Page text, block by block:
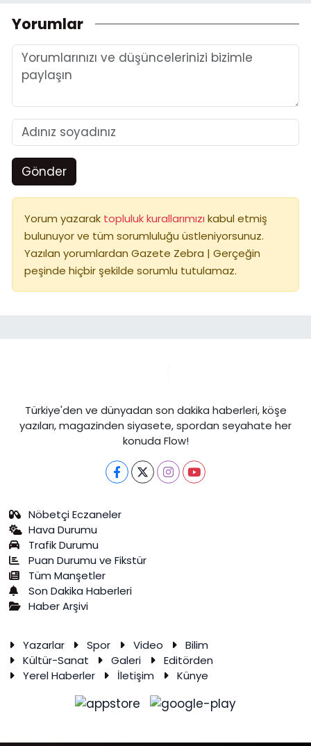
Yorumlar
Gönder
Yorum yazarak topluluk kurallarımızı kabul etmiş
bulunuyor ve tüm sorumluluğu üstleniyorsunuz.
Yazılan yorumlardan Gazete Zebra | Gerçeğin
peşinde hiçbir şekilde sorumlu tutulamaz.
Türkiye'den ve dünyadan son dakika haberleri, köşe
yazıları, magazinden siyasete, spordan seyahate her
konuda Flow!
Nöbetçi Eczaneler
Hava Durumu
Trafik Durumu
Puan Durumu ve Fikstür
Tüm Manşetler
Son Dakika Haberleri
Haber Arşivi
Yazarlar Spor Video
Bilim
Kültür-Sanat
Galeri
Editörden
Yerel Haberler
İletişim Künye